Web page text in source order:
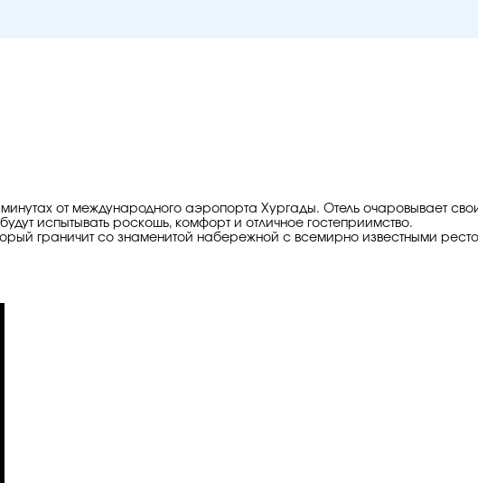
от международного аэропорта Хургады. Отель очаровывает
испытывать роскошь, комфорт и отличное гостеприимство.
граничит со знаменитой набережной с всемирно известными